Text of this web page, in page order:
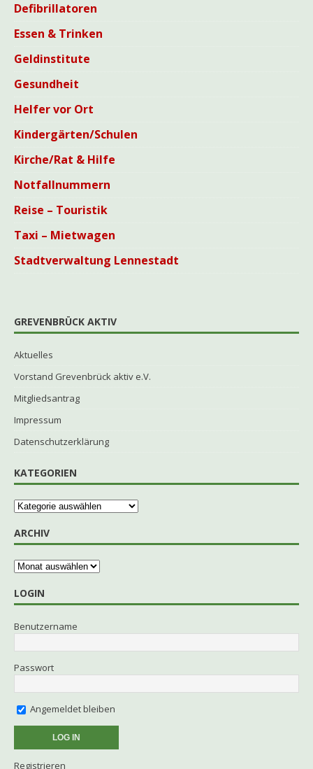
Defibrillatoren
Essen & Trinken
Geldinstitute
Gesundheit
Helfer vor Ort
Kindergärten/Schulen
Kirche/Rat & Hilfe
Notfallnummern
Reise – Touristik
Taxi – Mietwagen
Stadtverwaltung Lennestadt
GREVENBRÜCK AKTIV
Aktuelles
Vorstand Grevenbrück aktiv e.V.
Mitgliedsantrag
Impressum
Datenschutzerklärung
KATEGORIEN
ARCHIV
LOGIN
Benutzername
Passwort
Angemeldet bleiben
Registrieren